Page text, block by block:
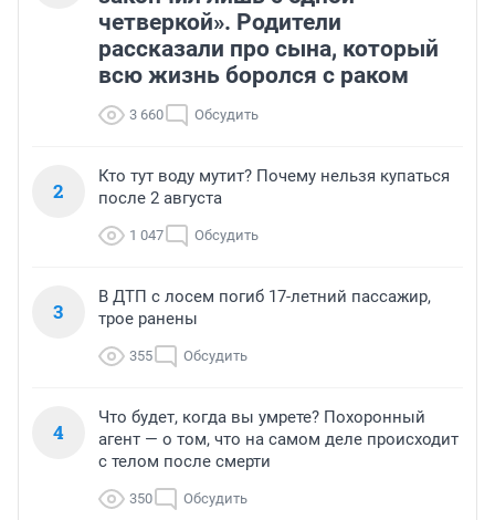
четверкой». Родители
рассказали про сына, который
всю жизнь боролся с раком
3 660 Обсудить
2
Кто тут воду мутит? Почему нельзя купаться
после 2 августа
1 047 Обсудить
3
В ДТП с лосем погиб 17-летний пассажир,
трое ранены
355 Обсудить
4
Что будет, когда вы умрете? Похоронный
агент — о том, что на самом деле происходит
с телом после смерти
350 Обсудить